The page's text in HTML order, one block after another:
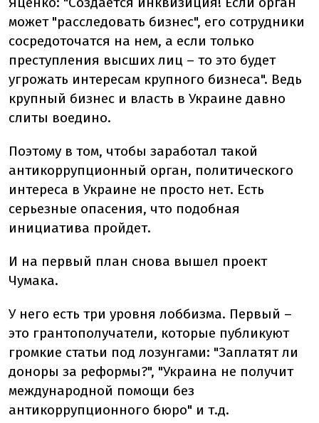
может "расследовать бизнес", его сотрудники
сосредоточатся на нем, а если только
преступления высших лиц – то это будет
угрожать интересам крупного бизнеса". Ведь
крупный бизнес и власть в Украине давно
слиты воедино.
Поэтому в том, чтобы заработал такой
антикоррупционный орган, политического
интереса в Украине не просто нет. Есть
серьезные опасения, что подобная
инициатива пройдет.
И на первый план снова вышел проект
Чумака.
У него есть три уровня лоббизма. Первый –
это грантополучатели, которые публикуют
громкие статьи под лозунгами: "Заплатят ли
доноры за реформы?", "Украина не получит
международной помощи без
антикоррупционного бюро" и т.д.